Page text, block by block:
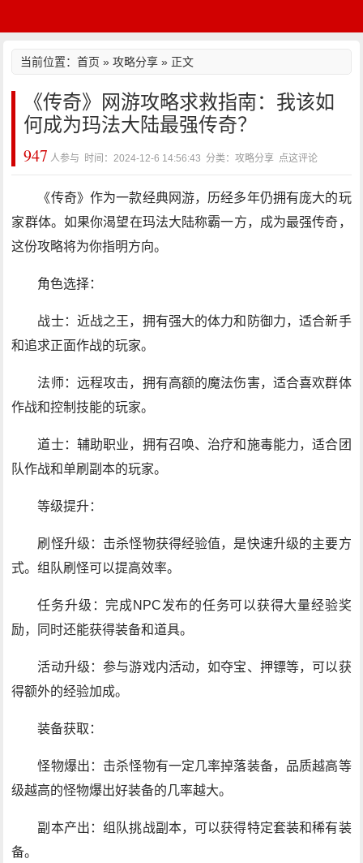
当前位置：首页 »攻略分享 » 正文
《传奇》网游攻略求救指南：我该如
何成为玛法大陆最强传奇？
947 人参与 时间：2024-12-6 14:56:43 分类：攻略分享 点这评论
《传奇》作为一款经典网游，历经多年仍拥有庞大的玩
家群体。如果你渴望在玛法大陆称霸一方，成为最强传奇，
这份攻略将为你指明方向。
角色选择：
战士：近战之王，拥有强大的体力和防御力，适合新手
和追求正面作战的玩家。
法师：远程攻击，拥有高额的魔法伤害，适合喜欢群体
作战和控制技能的玩家。
道士：辅助职业，拥有召唤、治疗和施毒能力，适合团
队作战和单刷副本的玩家。
等级提升：
刷怪升级：击杀怪物获得经验值，是快速升级的主要方
式。组队刷怪可以提高效率。
任务升级：完成NPC发布的任务可以获得大量经验奖
励，同时还能获得装备和道具。
活动升级：参与游戏内活动，如夺宝、押镖等，可以获
得额外的经验加成。
装备获取：
怪物爆出：击杀怪物有一定几率掉落装备，品质越高等
级越高的怪物爆出好装备的几率越大。
副本产出：组队挑战副本，可以获得特定套装和稀有装
备。